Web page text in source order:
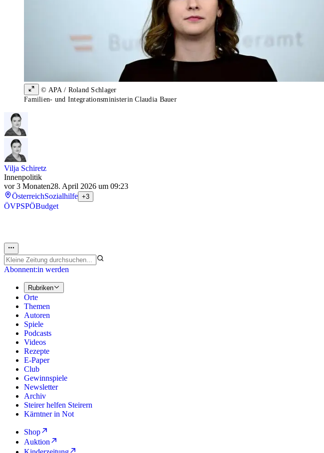
© APA / Roland Schlager
Familien- und Integrationsministerin Claudia Bauer
Vilja Schiretz
Innenpolitik
vor 3 Monaten28. April 2026 um 09:23
ÖsterreichSozialhilfe +3
ÖVPSPÖBudget
Abonnent:in werden
Rubriken
Orte
Themen
Autoren
Spiele
Podcasts
Videos
Rezepte
E-Paper
Club
Gewinnspiele
Newsletter
Archiv
Steirer helfen Steirern
Kärntner in Not
Shop
Auktion